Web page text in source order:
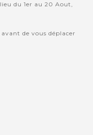
du 1er au 20 Aout,
de vous déplacer